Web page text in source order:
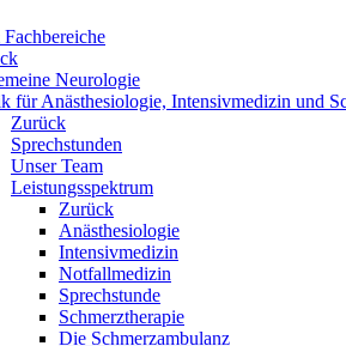
Neurologie
für Anästhesiologie, Intensivmedizin und
Zurück
Sprechstunden
Unser Team
Leistungsspektrum
Zurück
Anästhesiologie
Intensivmedizin
Notfallmedizin
Sprechstunde
Schmerztherapie
Die Schmerzambulanz